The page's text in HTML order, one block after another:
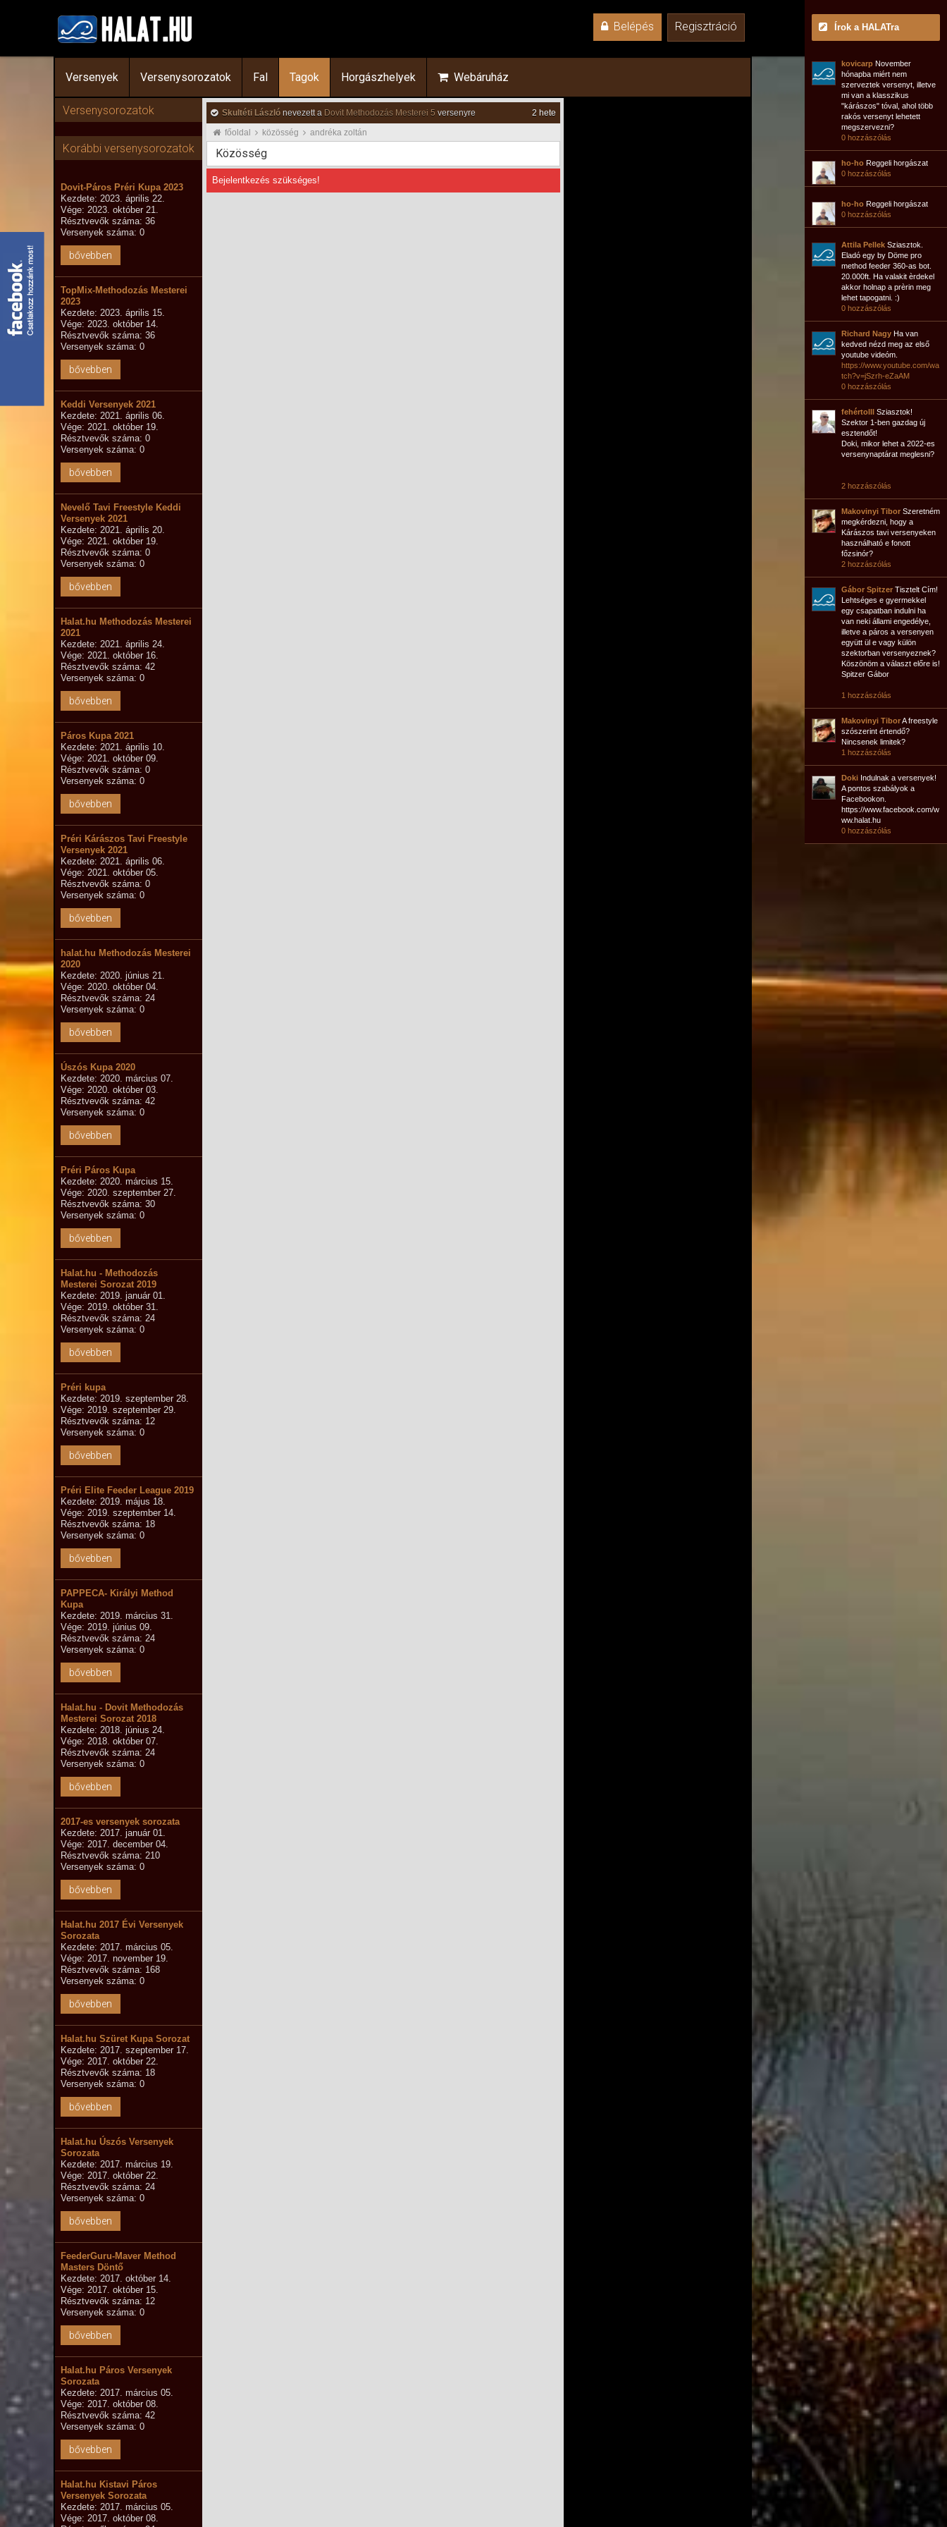
Belépés Regisztráció
Versenyek Versenysorozatok Fal Tagok Horgászhelyek Webáruház
Versenysorozatok
Korábbi versenysorozatok
Dovit-Páros Préri Kupa 2023
Kezdete: 2023. április 22.
Vége: 2023. október 21.
Résztvevők száma: 36
Versenyek száma: 0
bővebben
TopMix-Methodozás Mesterei
2023
Kezdete: 2023. április 15.
Vége: 2023. október 14.
Résztvevők száma: 36
Versenyek száma: 0
bővebben
Keddi Versenyek 2021
Kezdete: 2021. április 06.
Vége: 2021. október 19.
Résztvevők száma: 0
Versenyek száma: 0
bővebben
Nevelő Tavi Freestyle Keddi
Versenyek 2021
Kezdete: 2021. április 20.
Vége: 2021. október 19.
Résztvevők száma: 0
Versenyek száma: 0
bővebben
Halat.hu Methodozás Mesterei
2021
Kezdete: 2021. április 24.
Vége: 2021. október 16.
Résztvevők száma: 42
Versenyek száma: 0
bővebben
Páros Kupa 2021
Kezdete: 2021. április 10.
Vége: 2021. október 09.
Résztvevők száma: 0
Versenyek száma: 0
bővebben
Préri Kárászos Tavi Freestyle
Versenyek 2021
Kezdete: 2021. április 06.
Vége: 2021. október 05.
Résztvevők száma: 0
Versenyek száma: 0
bővebben
halat.hu Methodozás Mesterei
2020
Kezdete: 2020. június 21.
Vége: 2020. október 04.
Résztvevők száma: 24
Versenyek száma: 0
bővebben
Úszós Kupa 2020
Kezdete: 2020. március 07.
Vége: 2020. október 03.
Résztvevők száma: 42
Versenyek száma: 0
bővebben
Préri Páros Kupa
Kezdete: 2020. március 15.
Vége: 2020. szeptember 27.
Résztvevők száma: 30
Versenyek száma: 0
bővebben
Halat.hu - Methodozás
Mesterei Sorozat 2019
Kezdete: 2019. január 01.
Vége: 2019. október 31.
Résztvevők száma: 24
Versenyek száma: 0
bővebben
Préri kupa
Kezdete: 2019. szeptember 28.
Vége: 2019. szeptember 29.
Résztvevők száma: 12
Versenyek száma: 0
bővebben
Préri Elite Feeder League 2019
Kezdete: 2019. május 18.
Vége: 2019. szeptember 14.
Résztvevők száma: 18
Versenyek száma: 0
bővebben
PAPPECA- Királyi Method
Kupa
Kezdete: 2019. március 31.
Vége: 2019. június 09.
Résztvevők száma: 24
Versenyek száma: 0
bővebben
Halat.hu - Dovit Methodozás
Mesterei Sorozat 2018
Kezdete: 2018. június 24.
Vége: 2018. október 07.
Résztvevők száma: 24
Versenyek száma: 0
bővebben
2017-es versenyek sorozata
Kezdete: 2017. január 01.
Vége: 2017. december 04.
Résztvevők száma: 210
Versenyek száma: 0
bővebben
Halat.hu 2017 Évi Versenyek
Sorozata
Kezdete: 2017. március 05.
Vége: 2017. november 19.
Résztvevők száma: 168
Versenyek száma: 0
bővebben
Halat.hu Szüret Kupa Sorozat
Kezdete: 2017. szeptember 17.
Vége: 2017. október 22.
Résztvevők száma: 18
Versenyek száma: 0
bővebben
Halat.hu Úszós Versenyek
Sorozata
Kezdete: 2017. március 19.
Vége: 2017. október 22.
Résztvevők száma: 24
Versenyek száma: 0
bővebben
FeederGuru-Maver Method
Masters Döntő
Kezdete: 2017. október 14.
Vége: 2017. október 15.
Résztvevők száma: 12
Versenyek száma: 0
bővebben
Halat.hu Páros Versenyek
Sorozata
Kezdete: 2017. március 05.
Vége: 2017. október 08.
Résztvevők száma: 42
Versenyek száma: 0
bővebben
Halat.hu Kistavi Páros
Versenyek Sorozata
Kezdete: 2017. március 05.
Vége: 2017. október 08.
Skultéti Lászlónevezett a Dovit Methodozás Mesterei 5 versenyre
2 hete
főoldal
közösség andréka zoltán
Közösség
Bejelentkezés szükséges!
Írok a HALATra
kovicarp November
hónapba miért nem
szerveztek versenyt, illetve
mi van a klasszikus
"kárászos" tóval, ahol több
rakós versenyt lehetett
megszervezni?
0 hozzászólás
ho-ho Reggeli horgászat
0 hozzászólás
ho-ho Reggeli horgászat
0 hozzászólás
Attila Pellek Sziasztok.
Eladó egy by Döme pro
method feeder 360-as bot.
20.000ft. Ha valakit èrdekel
akkor holnap a prèrin meg
lehet tapogatni. :)
0 hozzászólás
Richard Nagy Ha van
kedved nézd meg az első
youtube videóm.
https://www.youtube.com/wa
tch?v=jSzrh-eZaAM
0 hozzászólás
fehértolll Sziasztok!
Szektor 1-ben gazdag új
esztendőt!
Doki, mikor lehet a 2022-es
versenynaptárat meglesni?
2 hozzászólás
Makovinyi Tibor Szeretném
megkérdezni, hogy a
Kárászos tavi versenyeken
használható e fonott
főzsinór?
2 hozzászólás
Gábor Spitzer Tisztelt Cím!
Lehtséges e gyermekkel
egy csapatban indulni ha
van neki állami engedélye,
illetve a páros a versenyen
együtt ül e vagy külön
szektorban versenyeznek?
Köszönöm a választ előre is!
Spitzer Gábor
1 hozzászólás
Makovinyi TiborA freestyle
szószerint értendő?
Nincsenek limitek?
1 hozzászólás
Doki Indulnak a versenyek!
A pontos szabályok a
Facebookon.
https://www.facebook.com/w
ww.halat.hu
0 hozzászólás